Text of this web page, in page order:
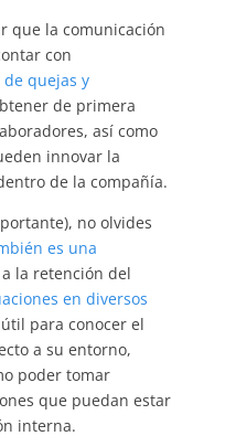
que la comunicación
con
de quejas y
de primera
así como
innovar la
de la compañía.
no olvides
es una
la retención del
en diversos
para conocer el
a su entorno,
poder tomar
que puedan estar
interna.